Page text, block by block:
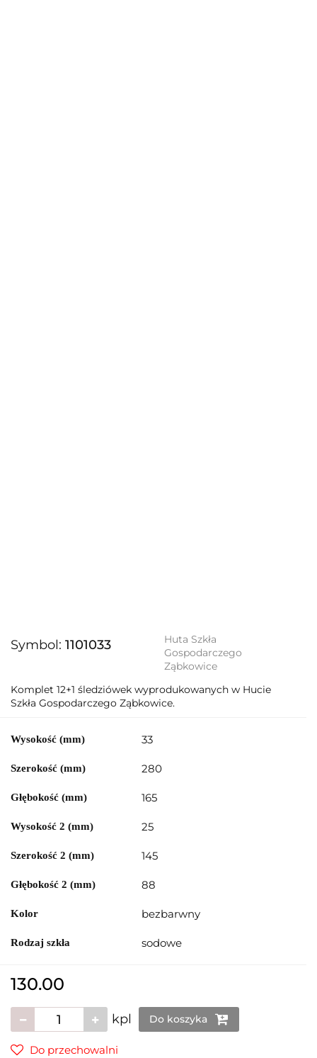
Symbol: 1101033
Huta Szkła
Gospodarczego
Ząbkowice
Komplet 12+1 śledziówek wyprodukowanych w Hucie
Szkła Gospodarczego Ząbkowice.
Wysokość (mm) 33
Szerokość (mm) 280
Głębokość (mm) 165
Wysokość 2 (mm) 25
Szerokość 2 (mm) 145
Głębokość 2 (mm) 88
Kolor bezbarwny
Rodzaj szkła sodowe
130.00
kpl Do koszyka
Do przechowalni